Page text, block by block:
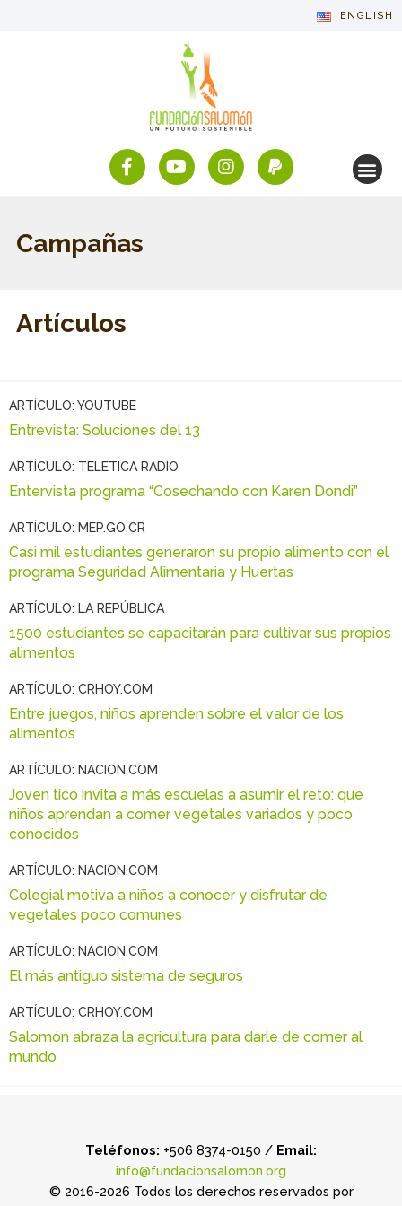
ENGLISH
Campañas
Artículos
ARTÍCULO: YOUTUBE
Entrevista: Soluciones del 13
ARTÍCULO: TELETICA RADIO
Entervista programa “Cosechando con Karen Dondi”
ARTÍCULO: MEP.GO.CR
Casi mil estudiantes generaron su propio alimento con el
programa Seguridad Alimentaria y Huertas
ARTÍCULO: LA REPÚBLICA
1500 estudiantes se capacitarán para cultivar sus propios
alimentos
ARTÍCULO: CRHOY.COM
Entre juegos, niños aprenden sobre el valor de los
alimentos
ARTÍCULO: NACION.COM
Joven tico invita a más escuelas a asumir el reto: que
niños aprendan a comer vegetales variados y poco
conocidos
ARTÍCULO: NACION.COM
Colegial motiva a niños a conocer y disfrutar de
vegetales poco comunes
ARTÍCULO: NACION.COM
El más antiguo sistema de seguros
ARTÍCULO: CRHOY.COM
Salomón abraza la agricultura para darle de comer al
mundo
Teléfonos: +506 8374-0150 / Email:
info@fundacionsalomon.org
© 2016-2026 Todos los derechos reservados por